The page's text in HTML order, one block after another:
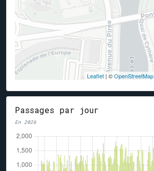
Leaflet | ©OpenStreetMap
Passages par jour
En 2026